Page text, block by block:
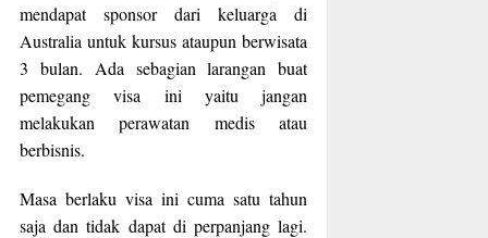
mendapat sponsor dari keluarga di
Australia untuk kursus ataupun berwisata
3 bulan. Ada sebagian larangan buat
pemegang visa ini yaitu jangan
melakukan perawatan medis atau
berbisnis.
Masa berlaku visa ini cuma satu tahun
saja dan tidak dapat di perpanjang lagi.